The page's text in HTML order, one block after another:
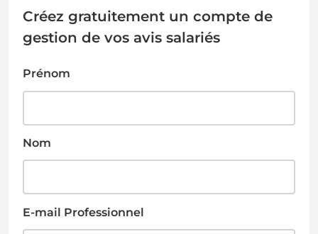
Créez gratuitement un compte de
gestion de vos avis salariés
Prénom
Nom
E-mail Professionnel